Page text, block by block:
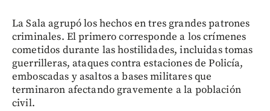
La Sala agrupó los hechos en tres grandes patrones
criminales. El primero corresponde a los crímenes
cometidos durante las hostilidades, incluidas tomas
guerrilleras, ataques contra estaciones de Policía,
emboscadas y asaltos a bases militares que
terminaron afectando gravemente a la población
civil.